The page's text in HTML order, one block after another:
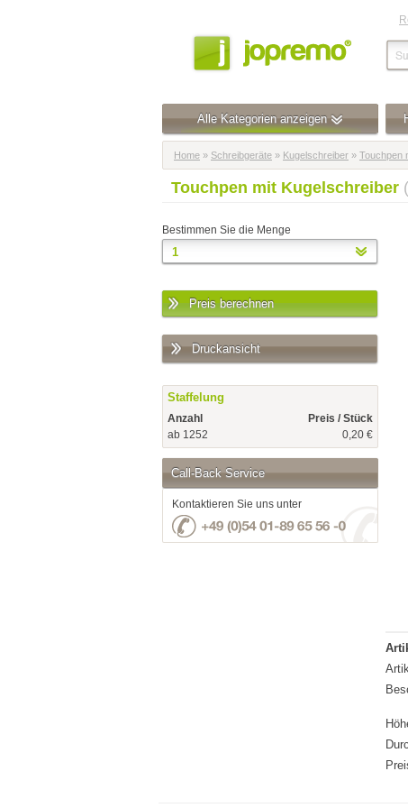
Alle Kategorien anzeigen
Home » Schreibgeräte » Kugelschreiber » Touchpen
Touchpen mit Kugelschreiber
Bestimmen Sie die Menge
Preis berechnen
Druckansicht
Staffelung
Anzahl
Preis / Stück
ab 1252
0,20 €
Call-Back Service
Kontaktieren Sie uns unter